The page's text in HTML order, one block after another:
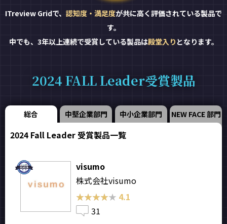
ITreview Gridで、 認知度・満足度が共に高く評価されている製品で
す。
中でも、3年以上連続で受賞している製品は殿堂入り となります。
2024 FALL Leader受賞製品
総合 中堅企業部門 中小企業部門 NEW FACE 部門
2024 Fall Leader 受賞製品一覧
visumo
株式会社visumo
★★★★★
★★★★★ 4.1
31